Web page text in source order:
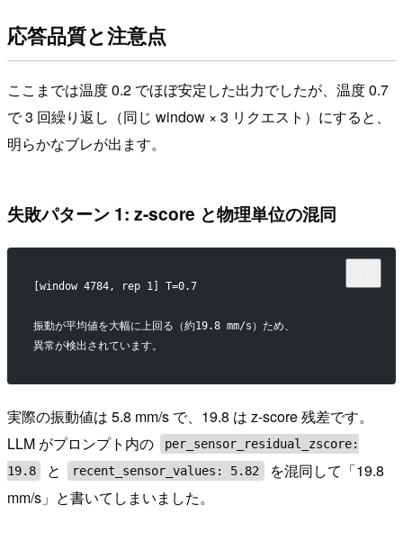
応答品質と注意点
ここまでは温度 0.2 でほぼ安定した出力でしたが、温度 0.7
で 3 回繰り返し（同じ window × 3 リクエスト）にすると、
明らかなブレが出ます。
失敗パターン 1: z-score と物理単位の混同
[window 4784, rep 1] T=0.7
振動が平均値を大幅に上回る（約19.8 mm/s）ため、
異常が検出されています。
実際の振動値は 5.8 mm/s で、19.8 は z-score 残差です。
LLM がプロンプト内の
per_sensor_residual_zscore:
19.8
と recent_sensor_values: 5.82
を混同して「19.8
mm/s」と書いてしまいました。